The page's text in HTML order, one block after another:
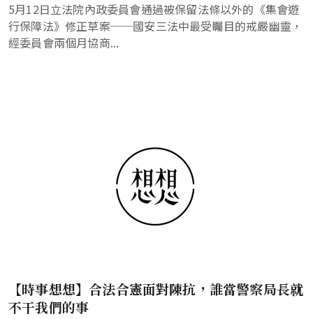
5月12日立法院內政委員會通過被保留法條以外的《集會遊
行保障法》修正草案──國安三法中最受矚目的戒嚴幽靈，
經委員會兩個月協商...
【時事想想】合法合憲面對陳抗，誰當警察局長就
不干我們的事